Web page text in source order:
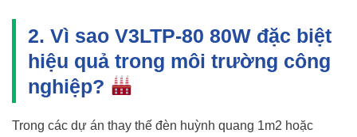
2. Vì sao V3LTP-80 80W đặc biệt
hiệu quả trong môi trường công
nghiệp?
Trong các dự án thay thế đèn huỳnh quang 1m2 hoặc